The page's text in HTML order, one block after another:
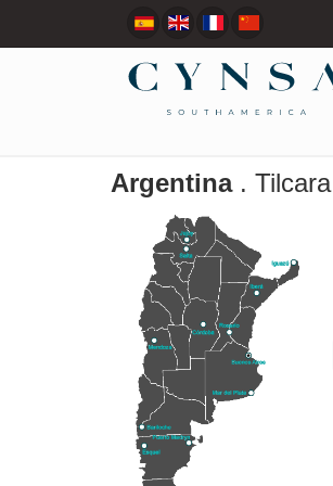
Argentina. Tilcara